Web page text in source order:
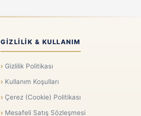
GIZLILIK & KULLANIM
Gizlilik Politikası
Kullanım Koşulları
Çerez (Cookie) Politikası
Mesafeli Satış Sözleşmesi